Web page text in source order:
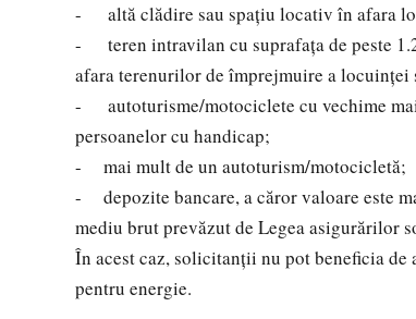
- altă clădire sau spațiu locativ în afara
- teren intravilan cu suprafața de peste
afara terenurilor de împrejmuire a locuinței
- autoturisme/motociclete cu vechime mai
persoanelor cu handicap;
- mai mult de un autoturism/motocicletă;
- depozite bancare, a căror valoare este
mediu brut prevăzut de Legea asigurărilor
În acest caz, solicitanții nu pot beneficia
pentru energie.